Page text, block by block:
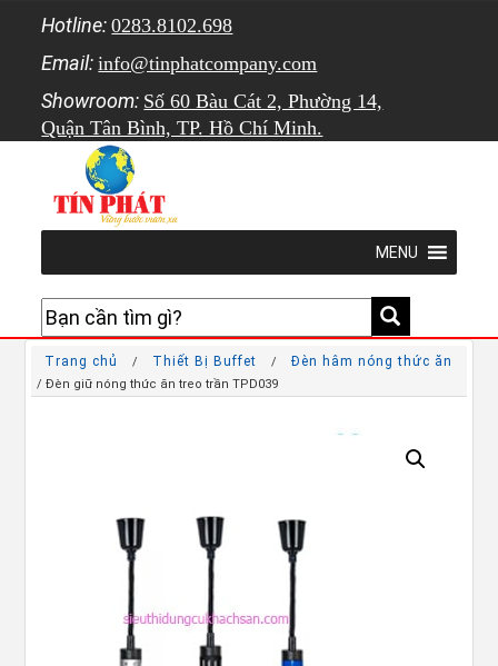
Hotline: 0283.8102.698
Email: info@tinphatcompany.com
Showroom: Số 60 Bàu Cát 2, Phường 14,
Quận Tân Bình, TP. Hồ Chí Minh.
MENU
Trang chủ / Thiết Bị Buffet / Đèn hâm nóng thức ăn
/ Đèn giữ nóng thức ăn treo trần TPD039